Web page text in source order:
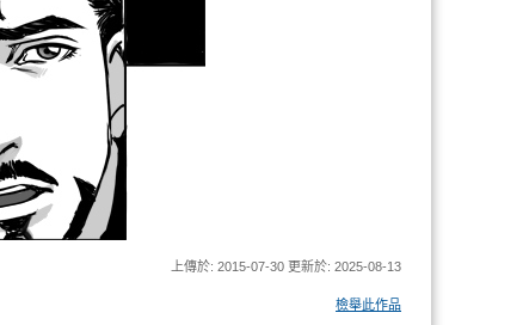
上傳於: 2015-07-30 更新於: 2025-08-13
檢舉此作品